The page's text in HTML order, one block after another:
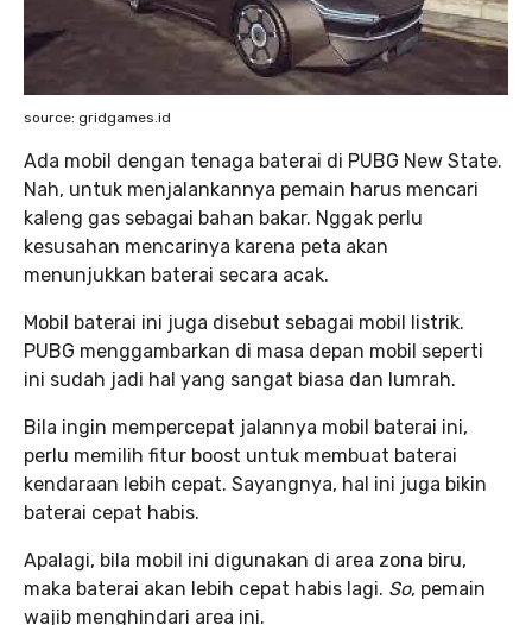
source: gridgames.id
Ada mobil dengan tenaga baterai di PUBG New State.
Nah, untuk menjalankannya pemain harus mencari
kaleng gas sebagai bahan bakar. Nggak perlu
kesusahan mencarinya karena peta akan
menunjukkan baterai secara acak.
Mobil baterai ini juga disebut sebagai mobil listrik.
PUBG menggambarkan di masa depan mobil seperti
ini sudah jadi hal yang sangat biasa dan lumrah.
Bila ingin mempercepat jalannya mobil baterai ini,
perlu memilih fitur boost untuk membuat baterai
kendaraan lebih cepat. Sayangnya, hal ini juga bikin
baterai cepat habis.
Apalagi, bila mobil ini digunakan di area zona biru,
maka baterai akan lebih cepat habis lagi. So, pemain
wajib menghindari area ini.